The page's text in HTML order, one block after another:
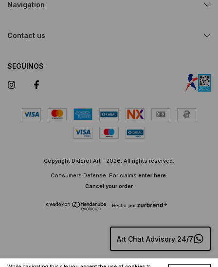
Art Chat Advisory 24/7
Navigation
Contact us
SEGUINOS
Copyright Diderot.Art - 2026. All rights reserved.
Consumers Defense. For claims enter here.
Cancel your order
Hecho por